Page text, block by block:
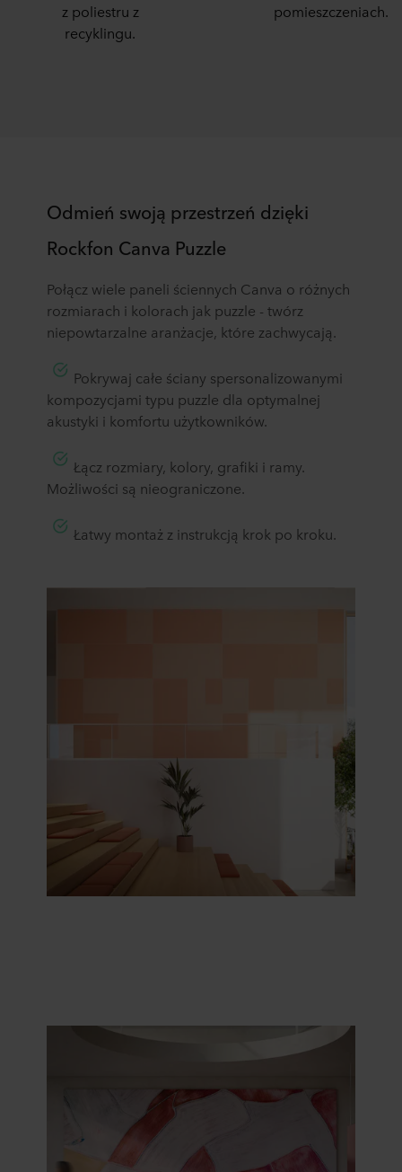
z poliestru z
recyklingu.
pomieszczeniach.
Odmień swoją przestrzeń dzięki
Rockfon Canva Puzzle
Połącz wiele paneli ściennych Canva o różnych
rozmiarach i kolorach jak puzzle - twórz
niepowtarzalne aranżacje, które zachwycają.
Pokrywaj całe ściany spersonalizowanymi
kompozycjami typu puzzle dla optymalnej
akustyki i komfortu użytkowników.
Łącz rozmiary, kolory, grafiki i ramy.
Możliwości są nieograniczone.
​Łatwy montaż z instrukcją krok po kroku.